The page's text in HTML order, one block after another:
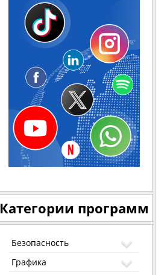
Категории программ
Безопасность
Графика